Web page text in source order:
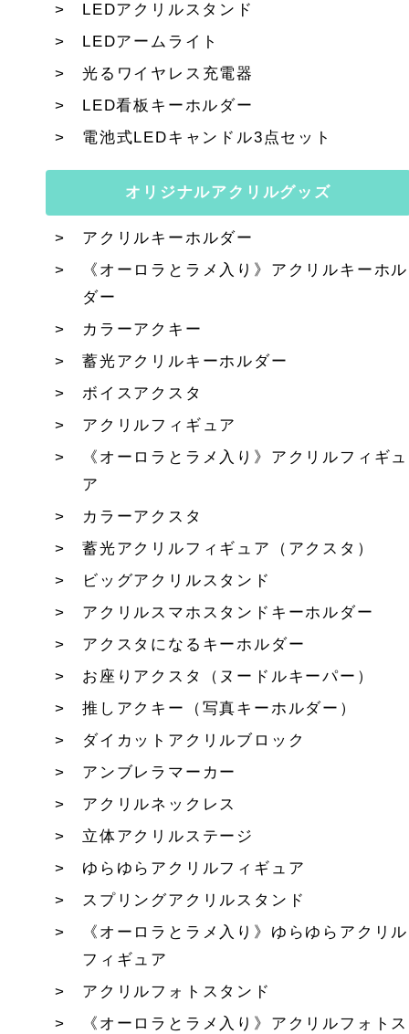
LEDアクリルスタンド
LEDアームライト
光るワイヤレス充電器
LED看板キーホルダー
電池式LEDキャンドル3点セット
オリジナルアクリルグッズ
アクリルキーホルダー
《オーロラとラメ入り》アクリルキーホル
ダー
カラーアクキー
蓄光アクリルキーホルダー
ボイスアクスタ
アクリルフィギュア
《オーロラとラメ入り》アクリルフィギュ
ア
カラーアクスタ
蓄光アクリルフィギュア（アクスタ）
ビッグアクリルスタンド
アクリルスマホスタンドキーホルダー
アクスタになるキーホルダー
お座りアクスタ（ヌードルキーパー）
推しアクキー（写真キーホルダー）
ダイカットアクリルブロック
アンブレラマーカー
アクリルネックレス
立体アクリルステージ
ゆらゆらアクリルフィギュア
スプリングアクリルスタンド
《オーロラとラメ入り》ゆらゆらアクリル
フィギュア
アクリルフォトスタンド
《オーロラとラメ入り》アクリルフォトス